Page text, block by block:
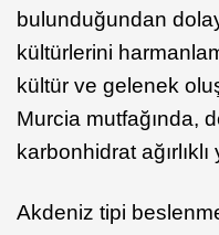
bulunduğundan
kültürlerini
kültür ve gelenek
Murcia mutfağında,
karbonhidrat
Akdeniz tipi